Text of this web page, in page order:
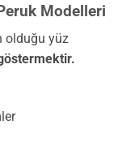
Modelleri
olduğu yüz